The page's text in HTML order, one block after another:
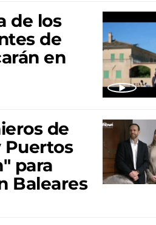
de los
de
en
de
Puertos
para
Baleares